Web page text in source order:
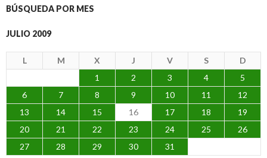
BÚSQUEDA POR MES
JULIO 2009
L M X J V S
D
1
2 3 4
5
6
7 8 9 10 11
12
13
14 15 16 17 18
19
20
21 22 23 24 25
26
27
28 29 30
31